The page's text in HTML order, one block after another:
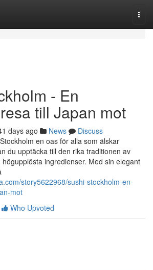
- En
till Japan mot
days ago News
Discuss
en oas för alla som älskar
du upptäcka till den rika traditionen av
ingredienser. Med sin elegant
story5622968/sushi-stockholm-en-
mot
Who Upvoted